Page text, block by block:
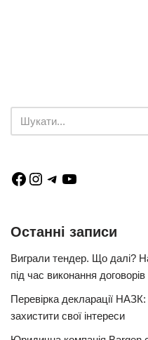
Останні записи
Виграли тендер. Що далі?
під час виконання договорів
Перевірка декларації
захистити свої інтереси